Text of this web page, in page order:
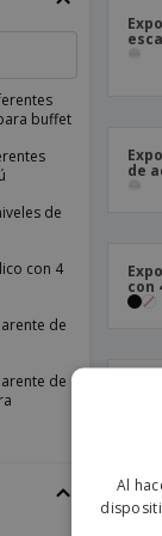
buffet
de
con 4
de
de
de
con
Al